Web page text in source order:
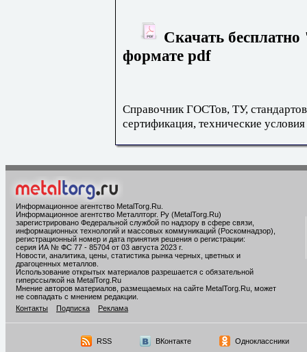
Скачать
формате pdf
Справочник ГОСТов, ТУ,
сертификация, технические условия
Информационное агентство MetalTorg.Ru
Информационное агентство Металлторг. Ру (MetalTorg.Ru)
зарегистрировано Федеральной службой по надзору в сфере связи,
информационных технологий и массовых коммуникаций (Роскомнадзор),
регистрационный номер и дата принятия решения о регистрации:
серия ИА № ФС 77 - 85704 от 03 августа 2023 г.
Новости, аналитика, цены, статистика рынка черных, цветных и
драгоценных металлов.
Использование открытых материалов разрешается с обязательной
гиперссылкой на MetalTorg.Ru
Мнение авторов материалов, размещаемых на сайте MetalTorg.Ru, может
не совпадать с мнением редакции.
Контакты
Подписка Реклама
RSS ВКонтакте Одноклассники